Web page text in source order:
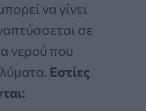
να γίνει
σε
νερού που
Εστίες